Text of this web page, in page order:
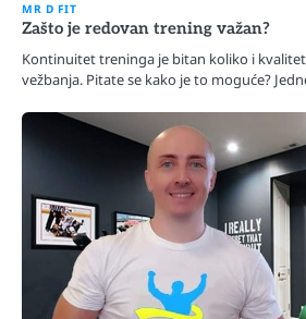
MR D FIT
Zašto je redovan trening važan?
Kontinuitet treninga je bitan koliko i
vežbanja. Pitate se kako je to moguće?